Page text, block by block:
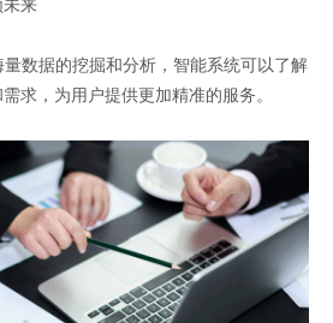
未来
数据的挖掘和分析，智能系统可以了解
求，为用户提供更加精准的服务。